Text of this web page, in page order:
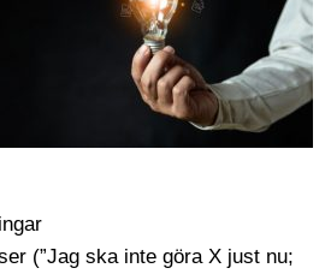
(”Jag ska inte göra X just nu;